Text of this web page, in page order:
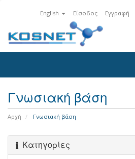
English Είσοδος Εγγραφή
Γνωσιακή βάση
Αρχή Γνωσιακή βάση
Κατηγορίες